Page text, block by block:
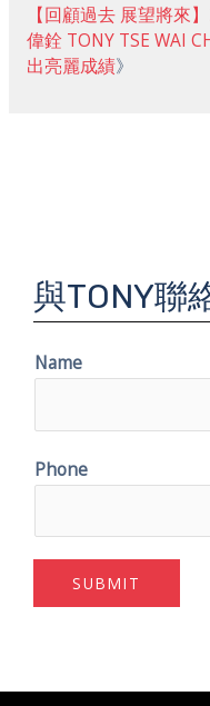
【回顧過去 展望將來
偉銓 TONY TSE WAI
出亮麗成績》
與TONY聯
Name
Phone
SUBMIT